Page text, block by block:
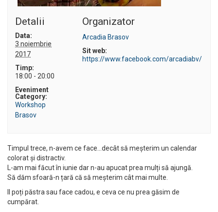
Detalii
Data:
3 noiembrie
2017
Timp:
18:00 - 20:00
Eveniment
Category:
Workshop
Brasov
Organizator
Arcadia Brasov
Sit web:
https://www.facebook.com/arcadiabv/
Timpul trece, n-avem ce face…decât să meșterim un calendar
colorat și distractiv.
L-am mai făcut în iunie dar n-au apucat prea mulți să ajungă.
Să dăm sfoară-n țară că să meșterim cât mai multe.
Il poți păstra sau face cadou, e ceva ce nu prea găsim de
cumpărat.